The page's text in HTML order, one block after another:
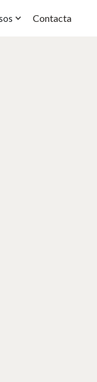
Contacta